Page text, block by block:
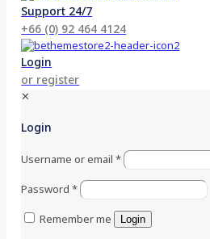
Support 24/7
+66 (0) 92 464 4124
Login
or register
✕
Login
Username or email*
Password*
Remember me
Login